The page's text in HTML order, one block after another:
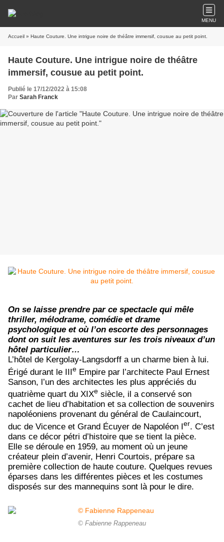
MENU
Accueil » Haute Couture. Une intrigue noire de théâtre immersif, cousue au petit point.
Haute Couture. Une intrigue noire de théâtre
immersif, cousue au petit point.
Publié le 17/12/2022 à 15:08
Par Sarah Franck
On se laisse prendre par ce spectacle qui mêle
thriller, mélodrame, comédie et drame
psychologique et où l’on escorte des personnages
dont on suit les aventures sur les trois niveaux d’un
hôtel particulier…
L’hôtel de Kergolay-Langsdorff a un charme bien à lui.
Érigé durant le IIIe Empire par l’architecte Paul Ernest
Sanson, l’un des architectes les plus appréciés du
quatrième quart du XIXe siècle, il a conservé son
cachet de lieu d’habitation et sa collection de souvenirs
napoléoniens provenant du général de Caulaincourt,
duc de Vicence et Grand Écuyer de Napoléon Ier. C’est
dans ce décor pétri d’histoire que se tient la pièce.
Elle se déroule en 1959, au moment où un jeune
créateur plein d’avenir, Henri Courtois, prépare sa
première collection de haute couture. Quelques revues
éparses dans les différentes pièces et les costumes
disposés sur des mannequins sont là pour le dire.
© Fabienne Rappeneau